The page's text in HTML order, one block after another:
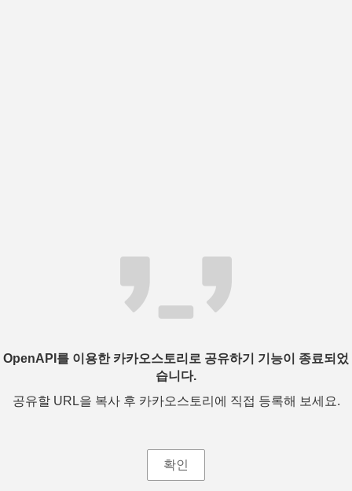
OpenAPI를 이용한 카카오스토리로 공유하기 기능이 종료되었
습니다.
공유할 URL을 복사 후 카카오스토리에 직접 등록해 보세요.
확인